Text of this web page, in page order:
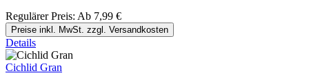
Regulärer Preis: Ab 7,99 €
Preise inkl. MwSt. zzgl. Versandkosten
Details
Cichlid Gran